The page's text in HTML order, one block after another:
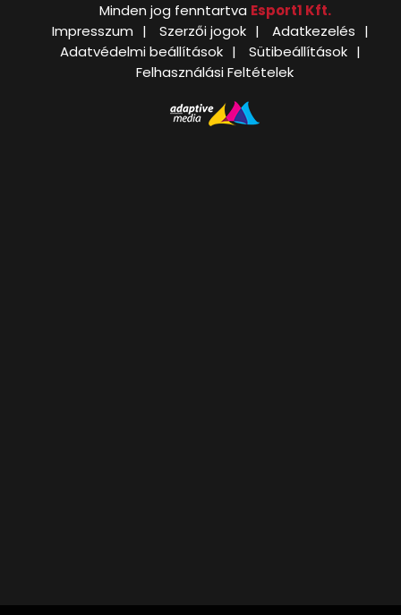
Minden jog fenntartva Esport1 Kft.
Impresszum
Szerzői jogok
Adatkezelés
Adatvédelmi beállítások
Sütibeállítások
Felhasználási Feltételek